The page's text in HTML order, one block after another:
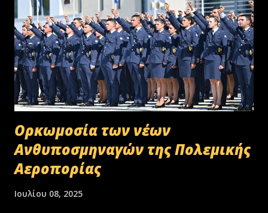
Oρκωμοσία των νέων
Ανθυποσμηναγών της Πολεμικής
Αεροπορίας
Ιουλίου 08, 2025